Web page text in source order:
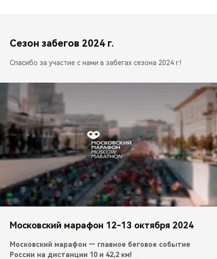
Сезон забегов 2024 г.
Спасибо за участие с нами в забегах сезона 2024 г.!
Московский марафон 12-13 октября 2024
Московский марафон — главное беговое событие
России на дистанции 10 и 42,2 км!